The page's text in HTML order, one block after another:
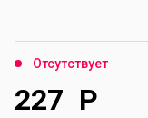
Отсутствует
227 Р